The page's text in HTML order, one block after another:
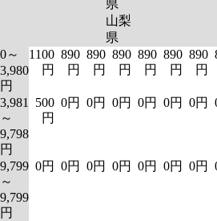
県
山梨
県
0～
3,980
円
1100
円
890
円
890
円
890
円
890
円
890
円
890
円
3,981
～
9,798
円
500
円
0円 0円 0円 0円 0円 0円
9,799
～
9,799
円
0円 0円 0円 0円 0円 0円 0円